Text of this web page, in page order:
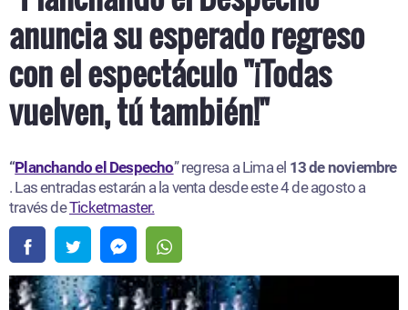
anuncia su esperado regreso
con el espectáculo "¡Todas
vuelven, tú también!"
“Planchando el Despecho” regresa a Lima el 13 de noviembre
. Las entradas estarán a la venta desde este 4 de agosto a
través deTicketmaster.